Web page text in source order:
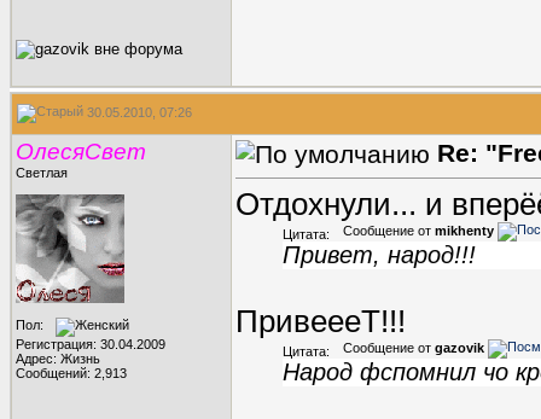
30.05.2010, 07:26
ОлесяСвет
Светлая
Пол:
Регистрация: 30.04.2009
Адрес: Жизнь
Сообщений: 2,913
Re:
Отдохнули... и
Цитата: Сообщение от mikhenty
Привет, народ!!!
ПривеееТ!!!
Цитата: Сообщение от gazovik
Народ фспомнил чо